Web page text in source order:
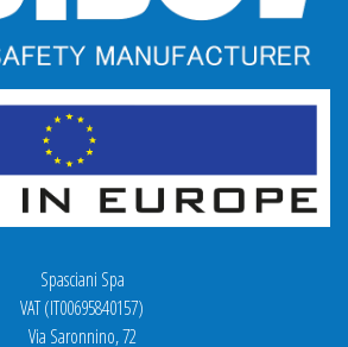
Spasciani Spa
VAT (IT00695840157)
Via Saronnino, 72